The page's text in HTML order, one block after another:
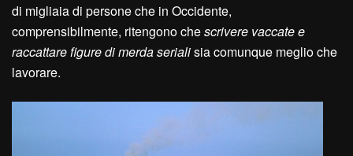
di migliaia di persone che in Occidente,
comprensibilmente, ritengono chescrivere vaccate e
raccattare figure di merda serialisia comunque meglio che
lavorare.